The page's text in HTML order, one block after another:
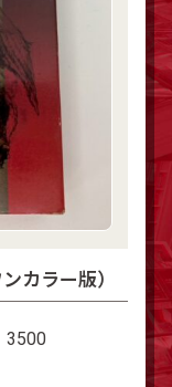
カラー版）
3500